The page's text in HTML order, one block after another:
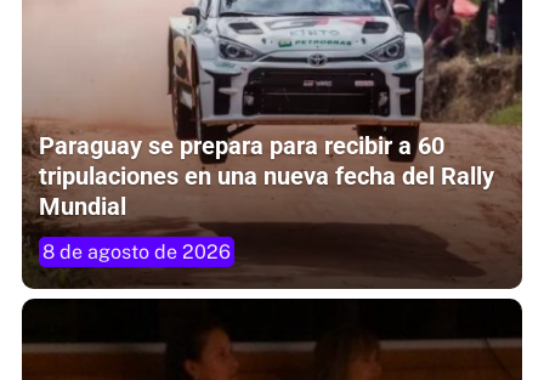
Paraguay se prepara para recibir a 60
tripulaciones en una nueva fecha del Rally
Mundial
8 de agosto de 2026